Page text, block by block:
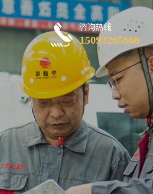
咨询热线
15093265666